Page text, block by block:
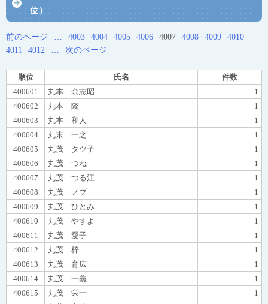
位）
前のページ … 4003 4004 4005 4006 4007 4008 4009
4010
4011
4012 … 次のページ
順位 氏名
件数
400601
丸本 余志昭
1
400602
丸本 隆
1
400603
丸本 和人
1
400604
丸末 一之
1
400605
丸茂 タツ子
1
400606
丸茂 つね
1
400607
丸茂 つる江
1
400608
丸茂 ノブ
1
400609
丸茂 ひとみ
1
400610
丸茂 やすよ
1
400611
丸茂 愛子
1
400612
丸茂 梓
1
400613
丸茂 育広
1
400614
丸茂 一義
1
400615
丸茂 栄一
1